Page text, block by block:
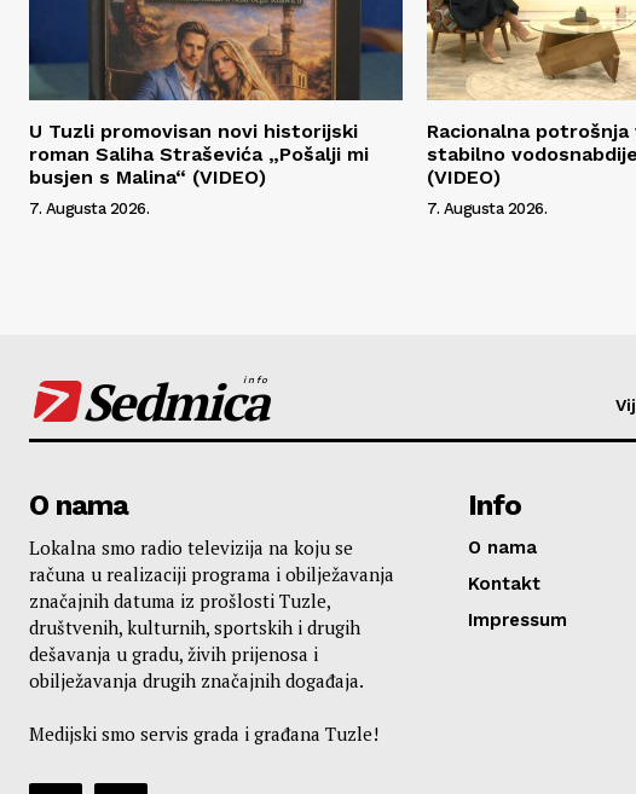
U Tuzli promovisan novi historijski
roman Saliha Straševića „Pošalji mi
busjen s Malina“ (VIDEO)
7. Augusta 2026.
Racionalna
stabilno
(VIDEO)
7. Augusta 2026.
Sedmica
info
O nama
Lokalna smo radio televizija na koju se
računa u realizaciji programa i obilježavanja
značajnih datuma iz prošlosti Tuzle,
društvenih, kulturnih, sportskih i drugih
dešavanja u gradu, živih prijenosa i
obilježavanja drugih značajnih događaja.
Medijski smo servis grada i građana Tuzle!
Info
O nama
Kontakt
Impressum